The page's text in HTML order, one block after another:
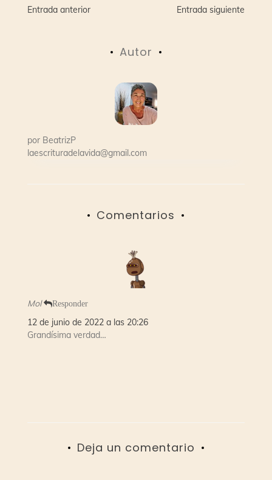
Navegación
entradas
Entrada anterior Entrada siguiente
Autor
por BeatrizP
laescrituradelavida@gmail.com
Comentarios
Mol Responder
12 de junio de 2022 a las 20:26
Grandísima verdad…
Deja un comentario